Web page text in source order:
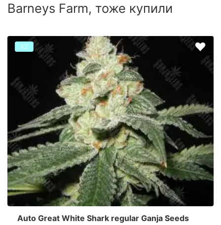
Barneys Farm, тоже купили
Х2
Auto Great White Shark regular Ganja Seeds